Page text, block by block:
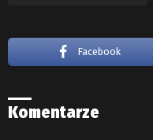
Facebook
Komentarze